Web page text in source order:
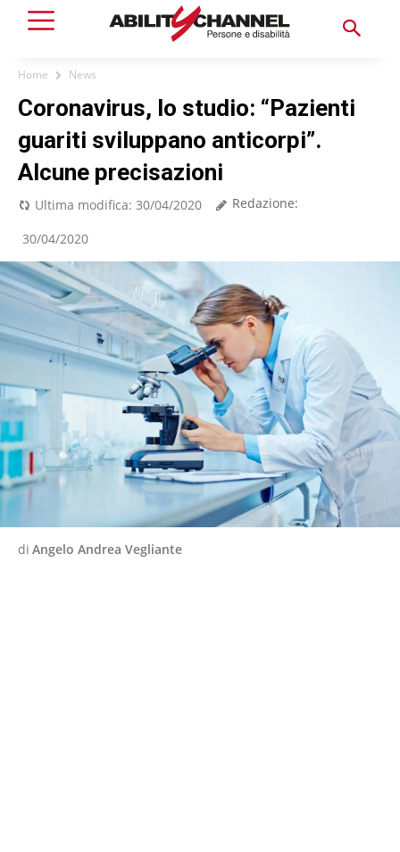
Home News
Coronavirus, lo studio: “Pazienti
guariti sviluppano anticorpi”.
Alcune precisazioni
Ultima modifica: 30/04/2020 Redazione:
30/04/2020
di Angelo Andrea Vegliante